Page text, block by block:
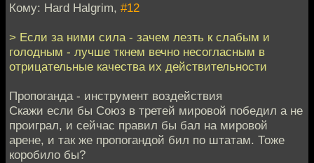
Кому: Hard Halgrim, #12
> Если за ними сила - зачем лезть к слабым и
голодным - лучше ткнем вечно несогласным в
отрицательные качества их действительности
Пропоганда - инструмент воздействия
Скажи если бы Союз в третей мировой победил а не
проиграл, и сейчас правил бы бал на мировой
арене, и так же пропогандой бил по штатам. Тоже
коробило бы?